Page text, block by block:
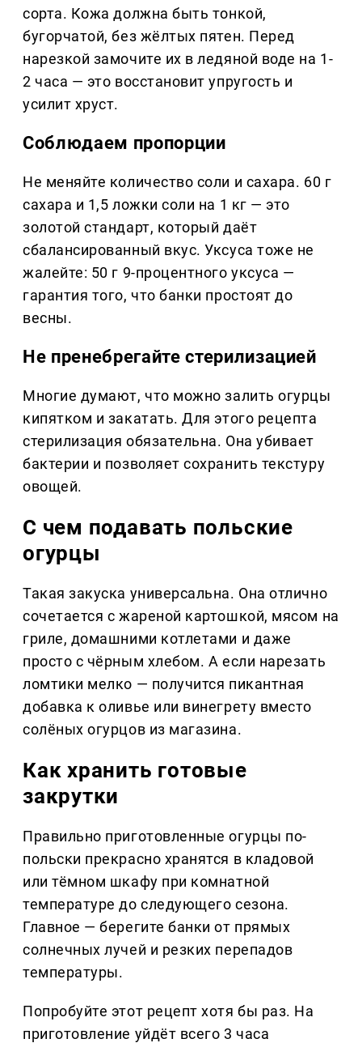
сорта. Кожа должна быть тонкой,
бугорчатой, без жёлтых пятен. Перед
нарезкой замочите их в ледяной воде на 1-
2 часа — это восстановит упругость и
усилит хруст.
Соблюдаем пропорции
Не меняйте количество соли и сахара. 60 г
сахара и 1,5 ложки соли на 1 кг — это
золотой стандарт, который даёт
сбалансированный вкус. Уксуса тоже не
жалейте: 50 г 9-процентного уксуса —
гарантия того, что банки простоят до
весны.
Не пренебрегайте стерилизацией
Многие думают, что можно залить огурцы
кипятком и закатать. Для этого рецепта
стерилизация обязательна. Она убивает
бактерии и позволяет сохранить текстуру
овощей.
С чем подавать польские
огурцы
Такая закуска универсальна. Она отлично
сочетается с жареной картошкой, мясом на
гриле, домашними котлетами и даже
просто с чёрным хлебом. А если нарезать
ломтики мелко — получится пикантная
добавка к оливье или винегрету вместо
солёных огурцов из магазина.
Как хранить готовые
закрутки
Правильно приготовленные огурцы по-
польски прекрасно хранятся в кладовой
или тёмном шкафу при комнатной
температуре до следующего сезона.
Главное — берегите банки от прямых
солнечных лучей и резких перепадов
температуры.
Попробуйте этот рецепт хотя бы раз. На
приготовление уйдёт всего 3 часа